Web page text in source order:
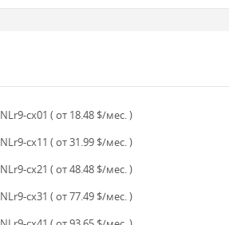
NLr9-cx01( от 18.48 $/мес. )
NLr9-cx11( от 31.99 $/мес. )
NLr9-cx21( от 48.48 $/мес. )
NLr9-cx31( от 77.49 $/мес. )